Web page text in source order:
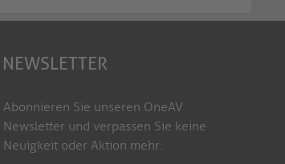
NEWSLETTER
Abonnieren Sie unseren OneAV
Newsletter und verpassen Sie keine
Neuigkeit oder Aktion mehr.